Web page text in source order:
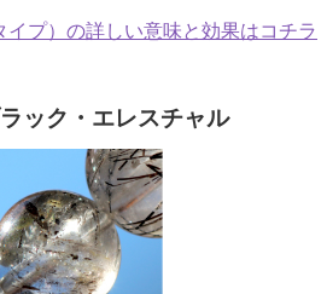
イプ）の詳しい意味と効果はコチラ
ック・エレスチャル